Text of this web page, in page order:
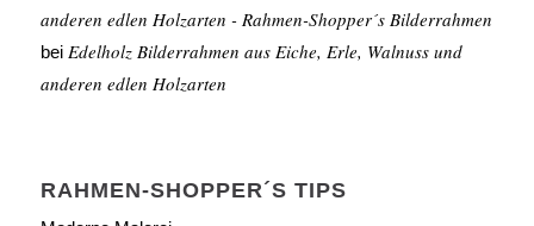
anderen edlen Holzarten - Rahmen-Shopper´s Bilderrahmen
bei Edelholz Bilderrahmen aus Eiche, Erle, Walnuss und
anderen edlen Holzarten
RAHMEN-SHOPPER´S TIPS